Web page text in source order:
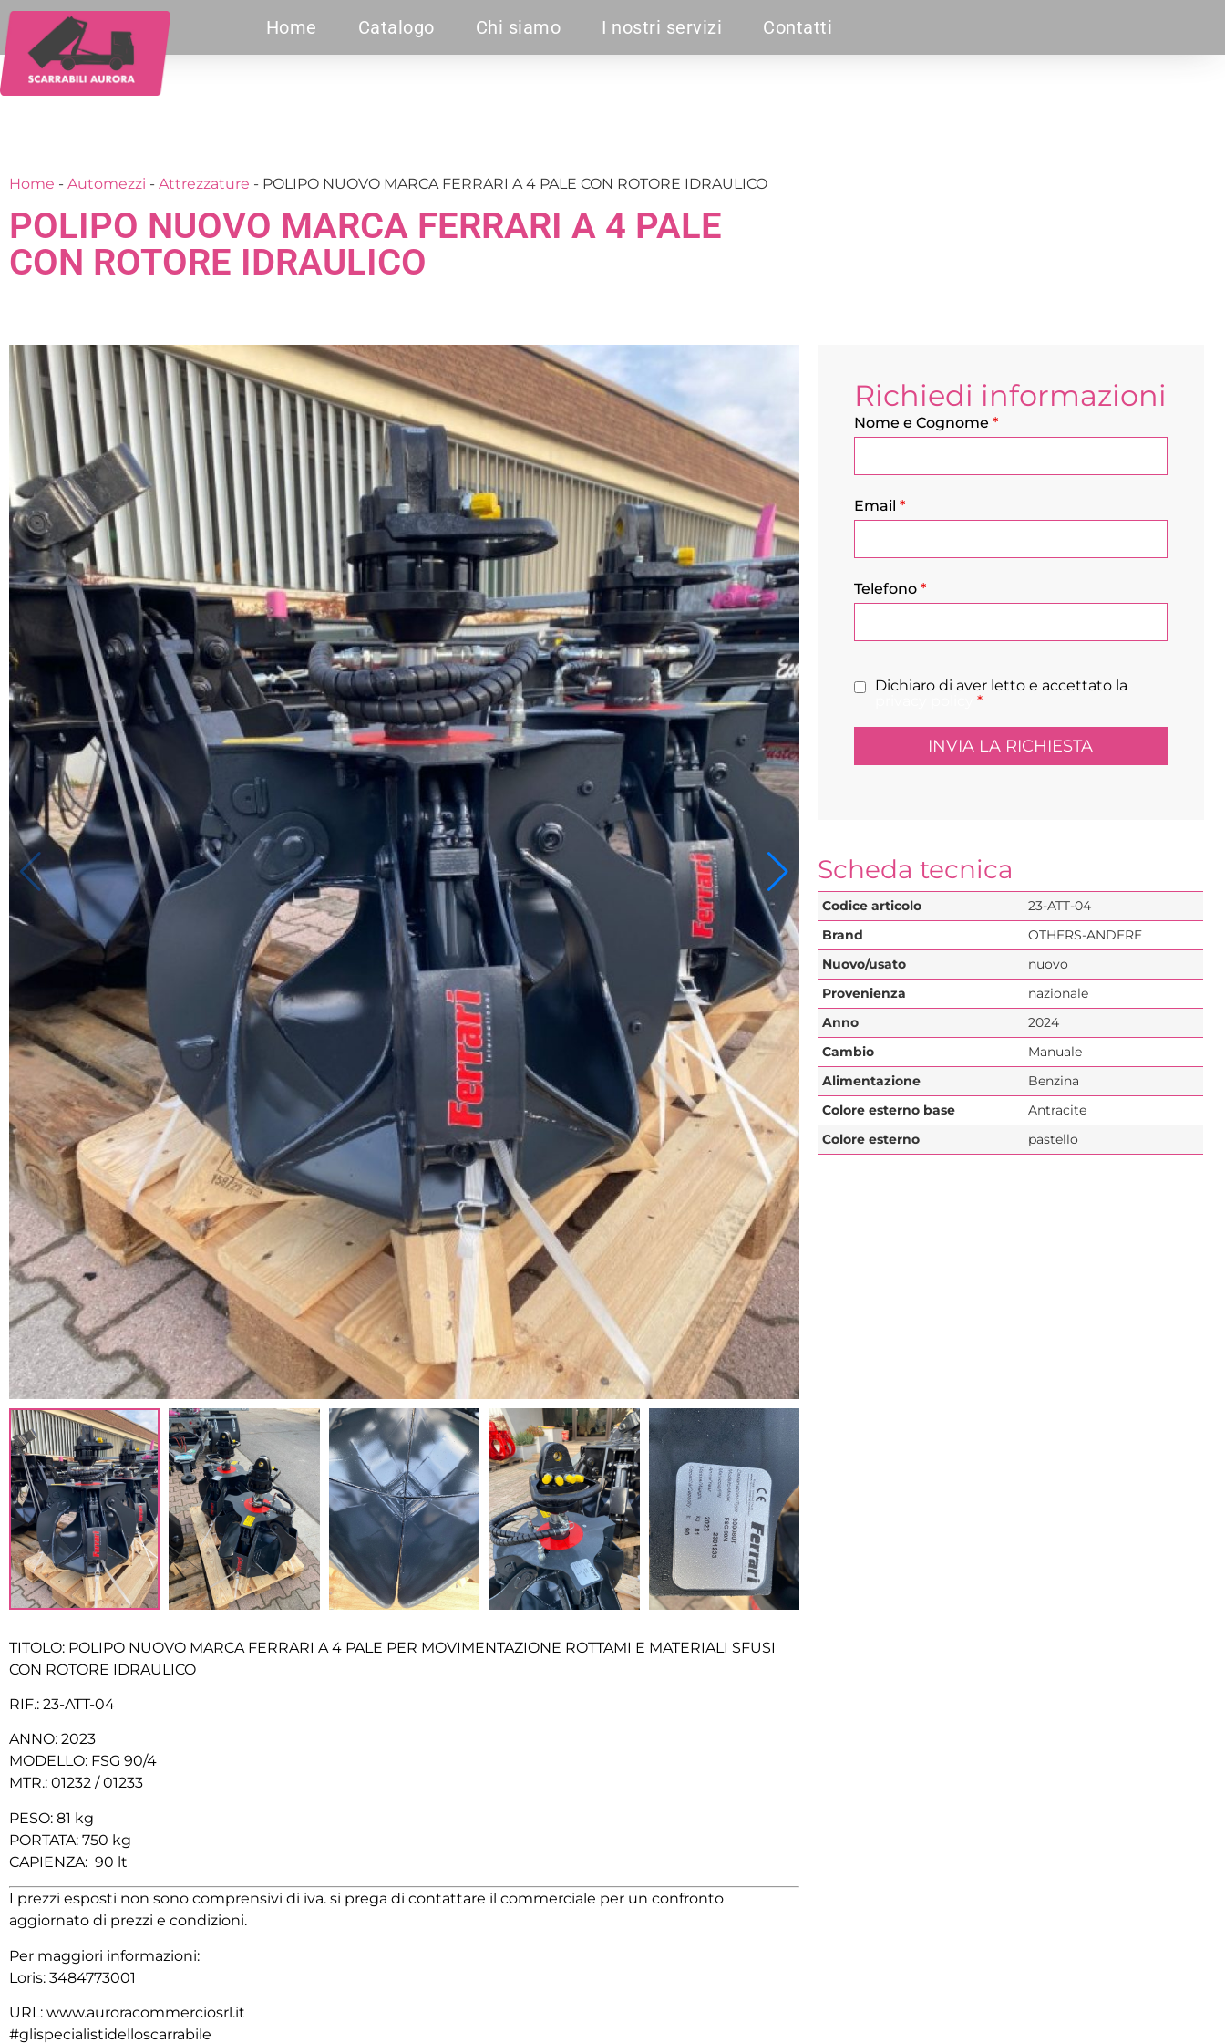
Home Catalogo Chi siamo I nostri servizi Contatti
Home - Automezzi - Attrezzature - POLIPO NUOVO MARCA FERRARI A 4 PALE CON ROTORE IDRAULICO
POLIPO NUOVO MARCA FERRARI A 4 PALE
CON ROTORE IDRAULICO
TITOLO: POLIPO NUOVO MARCA FERRARI A 4 PALE PER MOVIMENTAZIONE ROTTAMI E MATERIALI SFUSI
CON ROTORE IDRAULICO
RIF.: 23-ATT-04
ANNO: 2023
MODELLO: FSG 90/4
MTR.: 01232 / 01233
PESO: 81 kg
PORTATA: 750 kg
CAPIENZA: 90 lt
I prezzi esposti non sono comprensivi di iva. si prega di contattare il commerciale per un confronto
aggiornato di prezzi e condizioni.
Per maggiori informazioni:
Loris: 3484773001‬
URL: www.auroracommerciosrl.it
#glispecialistidelloscarrabile
Richiedi informazioni
Nome e Cognome*
Email*
Telefono*
Dichiaro di aver letto e accettato la
*
Scheda tecnica
Codice articolo
23-ATT-04
Brand
OTHERS-ANDERE
Nuovo/usato
nuovo
Provenienza
nazionale
Anno
2024
Cambio
Manuale
Alimentazione
Benzina
Colore esterno base
Antracite
Colore esterno
pastello